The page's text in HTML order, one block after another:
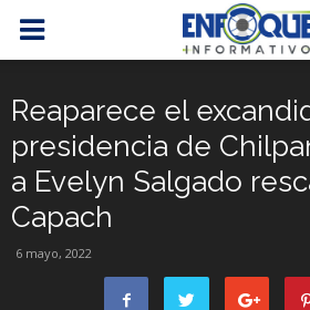
Reaparece el
presidencia de
a Evelyn Salgado
Capach
6 mayo, 2022